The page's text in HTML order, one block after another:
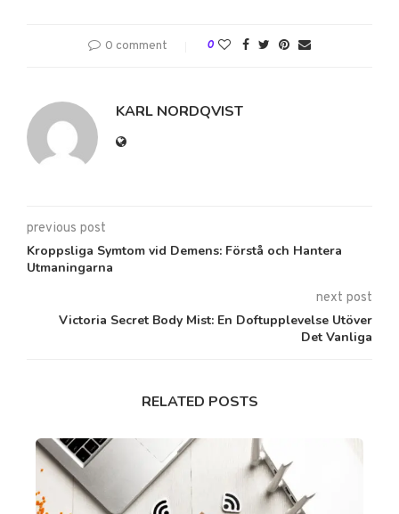
0 comment 0
KARL NORDQVIST
previous post
Kroppsliga Symtom vid Demens: Förstå och Hantera
Utmaningarna
next post
Victoria Secret Body Mist: En Doftupplevelse Utöver
Det Vanliga
RELATED POSTS